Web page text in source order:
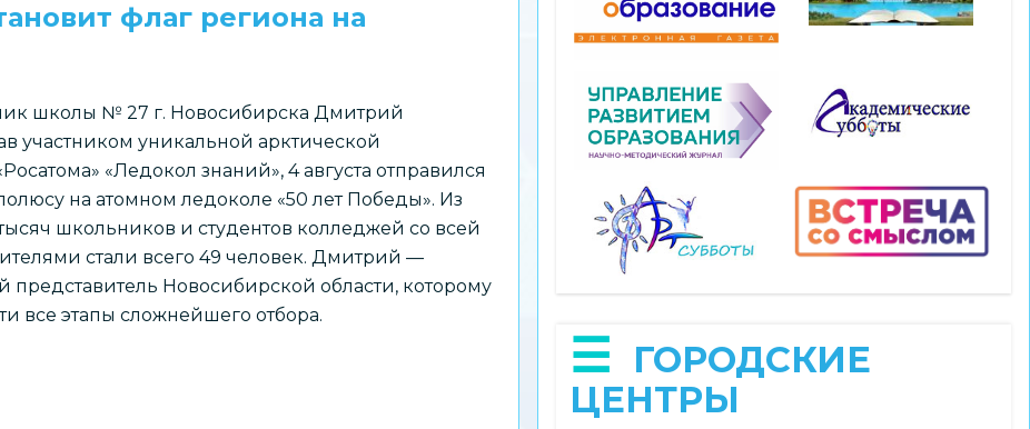
флаг региона на
школы № 27 г. Новосибирска Дмитрий
участником уникальной арктической
«Ледокол знаний», 4 августа отправился
на атомном ледоколе «50 лет Победы». Из
школьников и студентов колледжей со всей
стали всего 49 человек. Дмитрий —
представитель Новосибирской области, которому
все этапы сложнейшего отбора.
ГОРОДСКИЕ
ЦЕНТРЫ